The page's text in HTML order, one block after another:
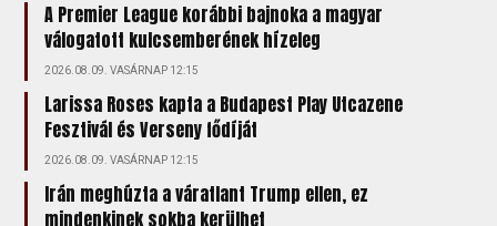
A Premier League korábbi bajnoka a magyar
válogatott kulcsemberének hízeleg
2026.08.09. VASÁRNAP 12:15
Larissa Roses kapta a Budapest Play Utcazene
Fesztivál és Verseny fődíját
2026.08.09. VASÁRNAP 12:15
Irán meghúzta a váratlant Trump ellen, ez
mindenkinek sokba kerülhet